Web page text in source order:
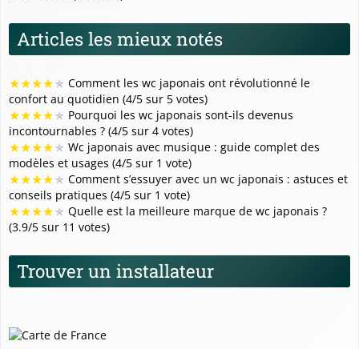
Articles les mieux notés
★★★★★ Comment les wc japonais ont révolutionné le
confort au quotidien (4/5 sur 5 votes)
★★★★★ Pourquoi les wc japonais sont-ils devenus
incontournables ? (4/5 sur 4 votes)
★★★★★ Wc japonais avec musique : guide complet des
modèles et usages (4/5 sur 1 vote)
★★★★★ Comment s’essuyer avec un wc japonais : astuces et
conseils pratiques (4/5 sur 1 vote)
★★★★★ Quelle est la meilleure marque de wc japonais ?
(3.9/5 sur 11 votes)
Trouver un installateur